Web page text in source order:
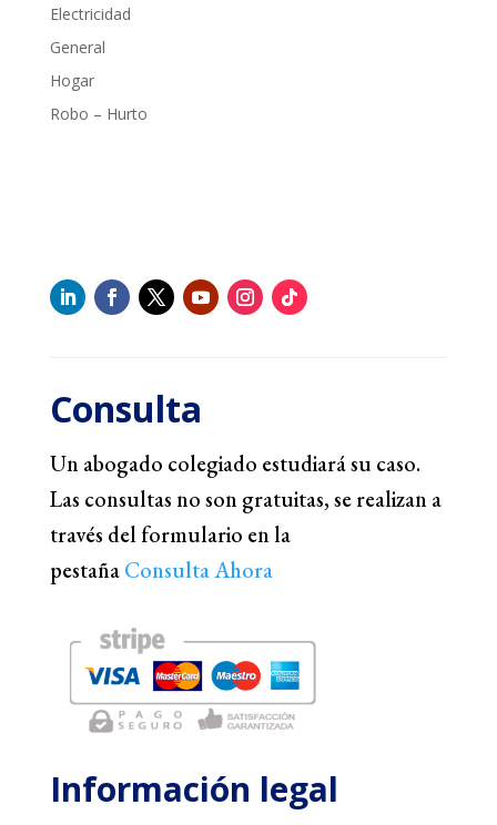
Electricidad
General
Hogar
Robo – Hurto
Consulta
Un abogado colegiado estudiará su caso.
Las consultas no son gratuitas, se realizan a
través del formulario en la
pestañaConsulta Ahora
Información legal